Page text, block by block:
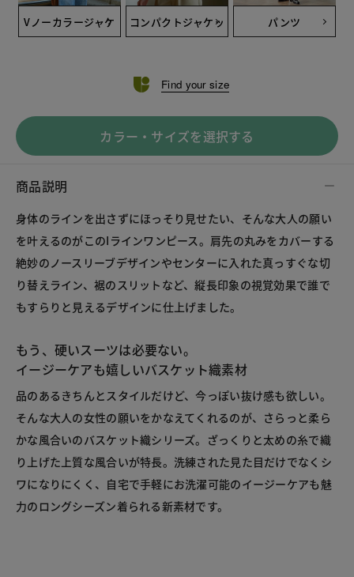
Vノーカラージャケ コンパクトジャケッ パンツ
Find your size
カラー・サイズを選択する
商品説明
身体のラインを出さずにほっそり見せたい、そんな大人の願い
を叶えるのがこのIラインワンピース。肩先の丸みをカバーする
絶妙のノースリーブデザインやセンターに入れた真っすぐな切
り替えライン、裾のスリットなど、縦長印象の視覚効果で誰で
もすらりと見えるデザインに仕上げました。
もう、硬いスーツは必要ない。
イージーケアも嬉しいバスケット織素材
品のあるきちんとスタイルだけど、今っぽい抜け感も欲しい。
そんな大人の女性の願いをかなえてくれるのが、さらっと柔ら
かな風合いのバスケット織シリーズ。ざっくりと太めの糸で織
り上げた上質な風合いが特長。洗練された見た目だけでなくシ
ワになりにくく、自宅で手軽にお洗濯可能のイージーケアも魅